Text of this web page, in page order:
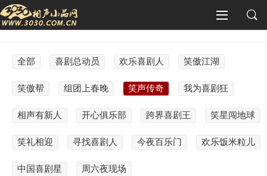
全部 喜剧总动员 欢乐喜剧人 笑傲江湖
笑傲帮 组团上春晚 笑声传奇 我为喜剧狂
相声有新人 开心俱乐部 跨界喜剧王 笑星闯地球
笑礼相迎 寻找喜剧人 今夜百乐门 欢乐饭米粒儿
中国喜剧星 周六夜现场